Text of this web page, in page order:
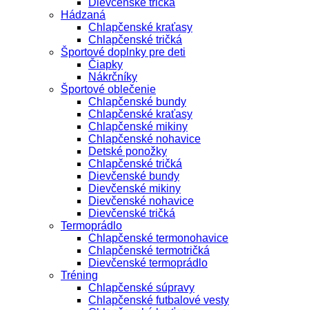
Dievčenské tričká
Hádzaná
Chlapčenské kraťasy
Chlapčenské tričká
Športové doplnky pre deti
Čiapky
Nákrčníky
Športové oblečenie
Chlapčenské bundy
Chlapčenské kraťasy
Chlapčenské mikiny
Chlapčenské nohavice
Detské ponožky
Chlapčenské tričká
Dievčenské bundy
Dievčenské mikiny
Dievčenské nohavice
Dievčenské tričká
Termoprádlo
Chlapčenské termonohavice
Chlapčenské termotričká
Dievčenské termoprádlo
Tréning
Chlapčenské súpravy
Chlapčenské futbalové vesty